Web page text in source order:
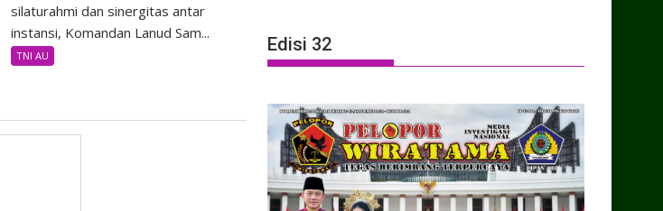
silaturahmi dan sinergitas antar
instansi, Komandan Lanud Sam...
TNI AU
Edisi 32